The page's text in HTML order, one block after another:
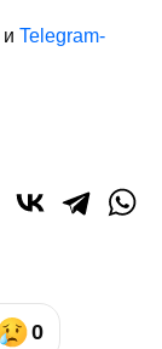
и Telegram-
0